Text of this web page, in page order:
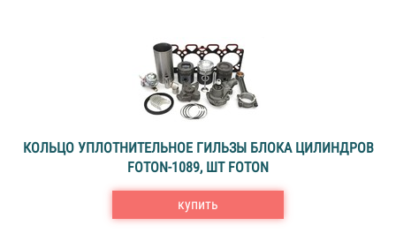
КОЛЬЦО УПЛОТНИТЕЛЬНОЕ ГИЛЬЗЫ БЛОКА ЦИЛИНДРОВ
FOTON-1089, ШТ FOTON
купить